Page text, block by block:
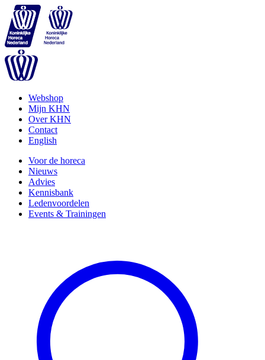
Webshop
Mijn KHN
Over KHN
Contact
English
Voor de horeca
Nieuws
Advies
Kennisbank
Ledenvoordelen
Events & Trainingen